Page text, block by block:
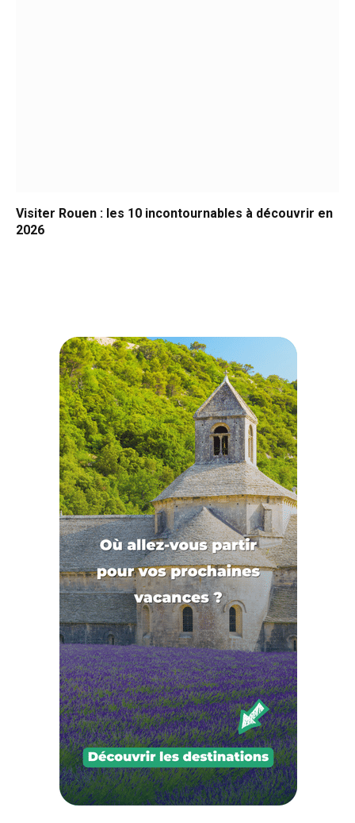
Visiter Rouen : les 10 incontournables à découvrir en
2026